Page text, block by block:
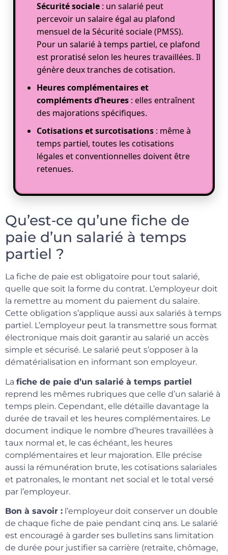
Sécurité sociale: un salarié peut
percevoir un salaire égal au plafond
mensuel de la Sécurité sociale (PMSS).
Pour un salarié à temps partiel, ce plafond
est proratisé selon les heures travaillées. Il
génère deux tranches de cotisation.
Heures complémentaires et
compléments d’heures: elles entraînent
des majorations spécifiques.
Cotisations et surcotisations: même à
temps partiel, toutes les cotisations
légales et conventionnelles doivent être
retenues.
Qu’est‑ce qu’une fiche de
paie d’un salarié à temps
partiel ?
La fiche de paie est obligatoire pour tout salarié,
quelle que soit la forme du contrat. L’employeur doit
la remettre au moment du paiement du salaire.
Cette obligation s’applique aussi aux salariés à temps
partiel. L’employeur peut la transmettre sous format
électronique mais doit garantir au salarié un accès
simple et sécurisé. Le salarié peut s’opposer à la
dématérialisation en informant son employeur.
La fiche de paie d’un salarié à temps partiel
reprend les mêmes rubriques que celle d’un salarié à
temps plein. Cependant, elle détaille davantage la
durée de travail et les heures complémentaires. Le
document indique le nombre d’heures travaillées à
taux normal et, le cas échéant, les heures
complémentaires et leur majoration. Elle précise
aussi la rémunération brute, les cotisations salariales
et patronales, le montant net social et le total versé
par l’employeur.
Bon à savoir : l’employeur doit conserver un double
de chaque fiche de paie pendant cinq ans. Le salarié
est encouragé à garder ses bulletins sans limitation
de durée pour justifier sa carrière (retraite, chômage,